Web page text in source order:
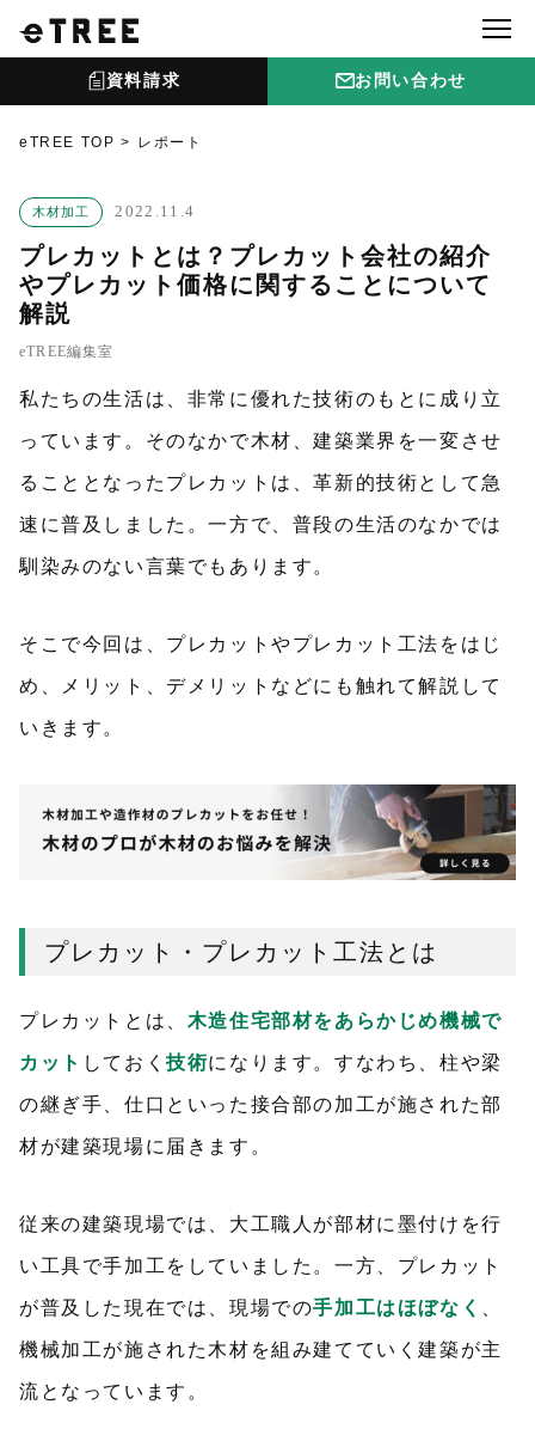
資料請求 お問い合わせ
eTREE TOP レポート
木材加工 2022.11.4
プレカットとは？プレカット会社の紹介
やプレカット価格に関することについて
解説
eTREE編集室
私たちの生活は、非常に優れた技術のもとに成り立
っています。そのなかで木材、建築業界を一変させ
ることとなったプレカットは、革新的技術として急
速に普及しました。一方で、普段の生活のなかでは
馴染みのない言葉でもあります。
そこで今回は、プレカットやプレカット工法をはじ
め、メリット、デメリットなどにも触れて解説して
いきます。
プレカット・プレカット工法とは
プレカットとは、 木造住宅部材をあらかじめ機械で
カット しておく技術になります。すなわち、柱や梁
の継ぎ手、仕口といった接合部の加工が施された部
材が建築現場に届きます。
従来の建築現場では、大工職人が部材に墨付けを行
い工具で手加工をしていました。一方、プレカット
が普及した現在では、現場での手加工はほぼなく
機械加工が施された木材を組み建てていく建築が主
流となっています。